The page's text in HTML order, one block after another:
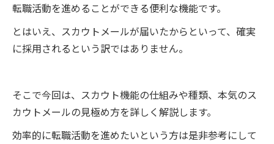
転職活動を進めることができる便利な機能です。
とはいえ、スカウトメールが届いたからといって、確実
に採用されるという訳ではありません。
そこで今回は、スカウト機能の仕組みや種類、本気のス
カウトメールの見極め方を詳しく解説します。
効率的に転職活動を進めたいという方は是非参考にして